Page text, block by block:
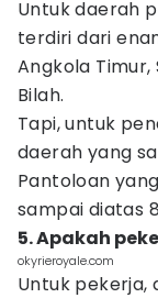
Untuk daerah
terdiri dari
Angkola Timur,
Bilah.
Tapi, untuk
daerah yang
Pantoloan
sampai diatas
5. Apakah
okyrieroyale.com
Untuk pekerja,